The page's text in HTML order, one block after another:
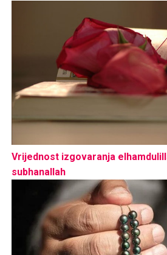
Vrijednost izgovaranja
subhanallah